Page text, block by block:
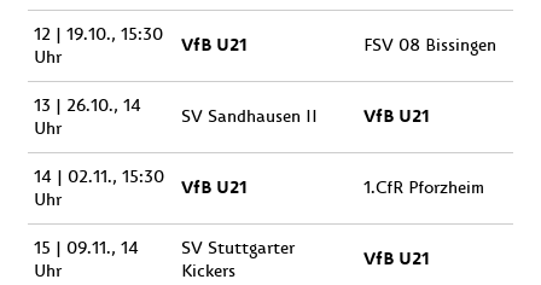
12 | 19.10., 15:30
Uhr
VfB U21 FSV 08 Bissingen
13 | 26.10., 14
Uhr
SV Sandhausen II VfB U21
14 | 02.11., 15:30
Uhr
VfB U21 1.CfR Pforzheim
15 | 09.11., 14
Uhr
SV Stuttgarter
Kickers
VfB U21